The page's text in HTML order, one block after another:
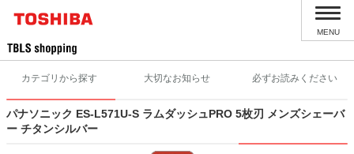
MENU
カテゴリから探す 大切なお知らせ 必ずお読みください
パナソニック ES-L571U-S ラムダッシュPRO 5枚刃 メンズシェーバ
ー チタンシルバー